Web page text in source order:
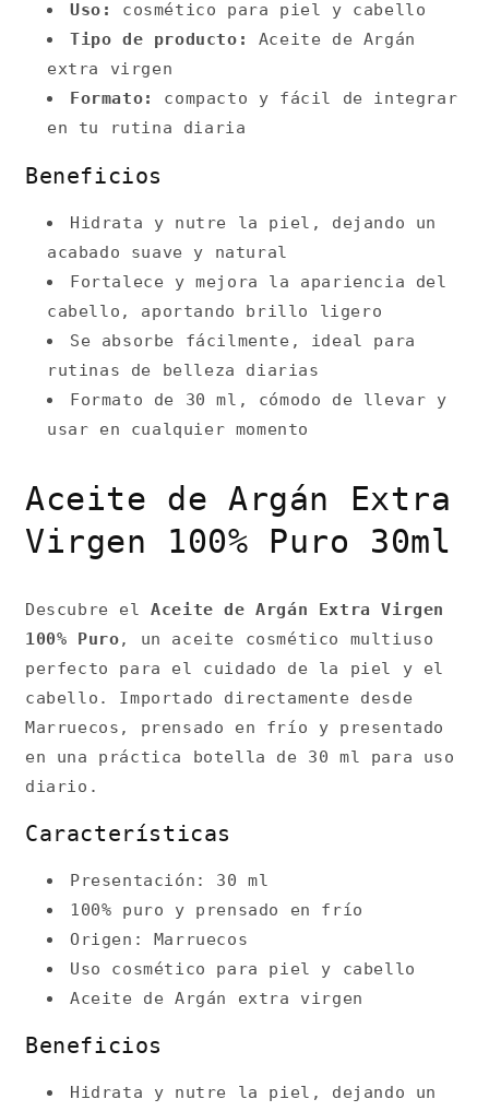
Uso:
cosmético para piel y cabello
Tipo de producto:
Aceite de Argán
extra virgen
Formato:
compacto y fácil de integrar
en tu rutina diaria
Beneficios
Hidrata y nutre la piel, dejando un
acabado suave y natural
Fortalece y mejora la apariencia del
cabello, aportando brillo ligero
Se absorbe fácilmente, ideal para
rutinas de belleza diarias
Formato de 30 ml, cómodo de llevar y
usar en cualquier momento
Aceite de Argán Extra
Virgen 100% Puro 30ml
Descubre elAceite de Argán Extra Virgen
100% Puro, un aceite cosmético multiuso
perfecto para el cuidado de la piel y el
cabello. Importado directamente desde
Marruecos, prensado en frío y presentado
en una práctica botella de 30 ml para uso
diario.
Características
Presentación: 30 ml
100% puro y prensado en frío
Origen: Marruecos
Uso cosmético para piel y cabello
Aceite de Argán extra virgen
Beneficios
Hidrata y nutre la piel, dejando un